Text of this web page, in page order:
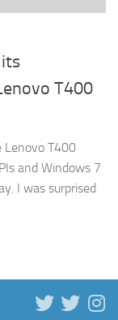
T400
Lenovo T400
and Windows 7
I was surprised